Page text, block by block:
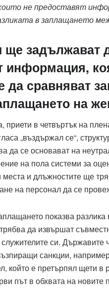
не предоставят
в заплащането
ще задължават
информация,
да сравняват
на
приети в четвъртък на
„въздържал се“,
да се основават на
на пола системи за
места и длъжностите ще
на персонал да се
показва
да извършат
служителите си.
санкции,
който е претърпял щети
път в обхвата на